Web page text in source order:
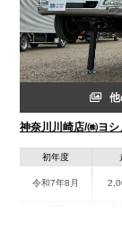
神奈川川崎店/㈱ヨ
初年度
令和7年8月